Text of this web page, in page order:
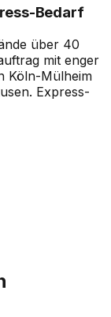
Bedarf
über 40
mit enger
Köln-Mülheim
Express-